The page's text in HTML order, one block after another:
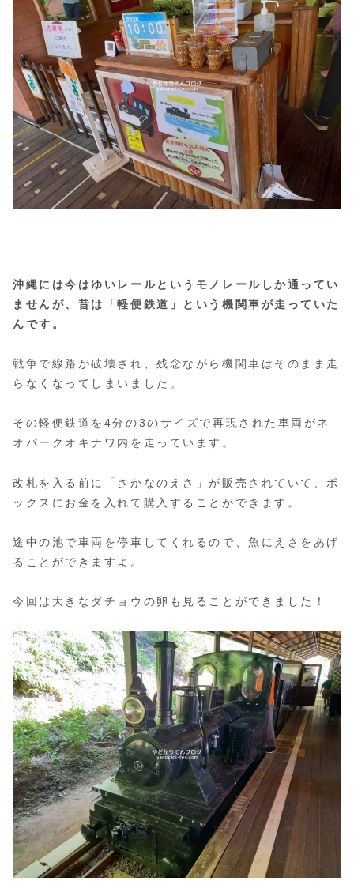
沖縄には今はゆいレールというモノレールしか通ってい
ませんが、昔は「軽便鉄道」という機関車が走っていた
んです。
戦争で線路が破壊され、残念ながら機関車はそのまま走
らなくなってしまいました。
その軽便鉄道を4分の3のサイズで再現された車両がネ
オパークオキナワ内を走っています。
改札を入る前に「さかなのえさ」が販売されていて、ボ
ックスにお金を入れて購入することができます。
途中の池で車両を停車してくれるので、魚にえさをあげ
ることができますよ。
今回は大きなダチョウの卵も見ることができました！